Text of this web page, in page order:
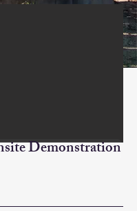
Demonstration